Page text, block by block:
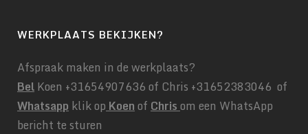
WERKPLAATS BEKIJKEN?
Afspraak maken in de werkplaats?
BelKoen +31654907636 of Chris +31652383046 of
Whatsappklik opKoenofChrisom een WhatsApp
bericht te sturen